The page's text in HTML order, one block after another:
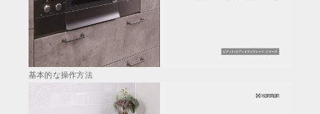
基本的な操作方法